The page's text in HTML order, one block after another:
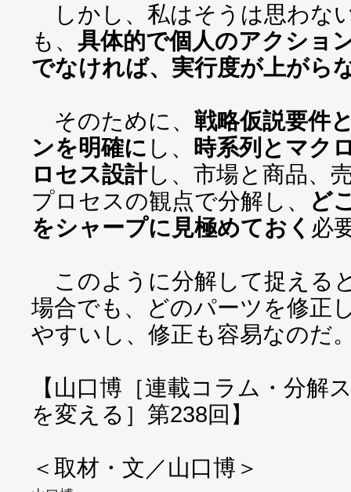
しかし、私はそうは思わな
も、 具体的で個人のアクショ
でなければ、実行度が上がら
そのために、 戦略仮説要件
ンを明確に し、 時系列とマク
ロセス設計し、市場と商品、
プロセスの観点で分解し、
ど
をシャープに見極めておく 必
このように分解して捉える
場合でも、どのパーツを修正
やすいし、修正も容易なのだ
【山口博［連載コラム・分解
を変える］第238回】
＜取材・文／山口博＞